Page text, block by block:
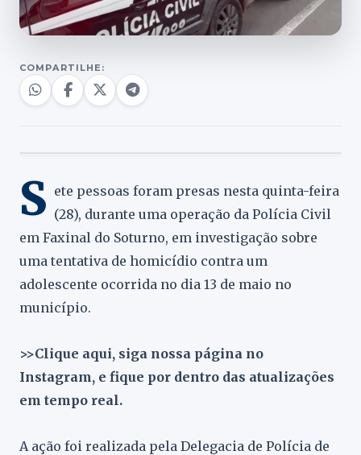
COMPARTILHE:
S ete pessoas foram presas nesta quinta-feira
(28), durante uma operação da Polícia Civil
em Faxinal do Soturno, em investigação sobre
uma tentativa de homicídio contra um
adolescente ocorrida no dia 13 de maio no
município.
>>Clique aqui, siga nossa página no
Instagram, e fique por dentro das atualizações
em tempo real.
A ação foi realizada pela Delegacia de Polícia de